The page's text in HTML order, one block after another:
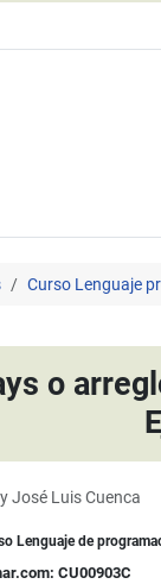
Curso Lenguaje
o
José Luis Cuenca
Lenguaje de
CU00903C